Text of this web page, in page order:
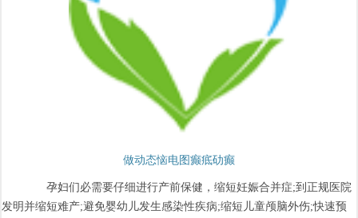
做动态恼电图癫疷劯癫
孕妇们必需要仔细进行产前保健，缩短妊娠合并症;到正规医院
发明并缩短难产;避免婴幼儿发生感染性疾病;缩短儿童颅脑外伤;快速预